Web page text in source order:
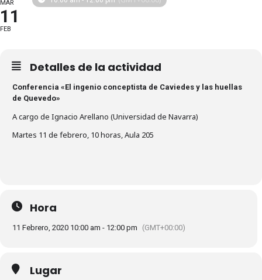
MAR
11
FEB
Detalles de la actividad
Conferencia «El ingenio conceptista de Caviedes y las huellas
de Quevedo»
A cargo de Ignacio Arellano (Universidad de Navarra)
Martes 11 de febrero, 10 horas, Aula 205
Hora
11 Febrero, 2020 10:00 am - 12:00 pm (GMT+00:00)
Lugar